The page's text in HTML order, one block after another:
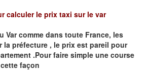
calculer le prix taxi sur le var
Varcomme dans toute France, les
préfecture , le prix est pareil pour
.Pour faire simple une course
façon